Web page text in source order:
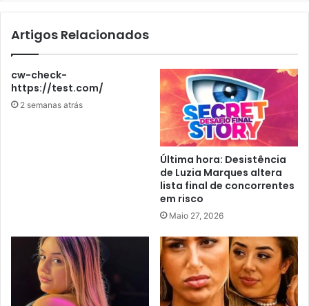
Artigos Relacionados
cw-check-
https://test.com/
2 semanas atrás
Última hora: Desistência
de Luzia Marques altera
lista final de concorrentes
em risco
Maio 27, 2026